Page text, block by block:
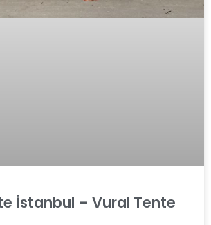
İstanbul – Vural Tente